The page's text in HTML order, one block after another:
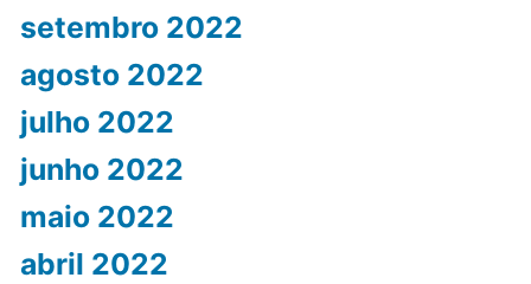
setembro 2022
agosto 2022
julho 2022
junho 2022
maio 2022
abril 2022